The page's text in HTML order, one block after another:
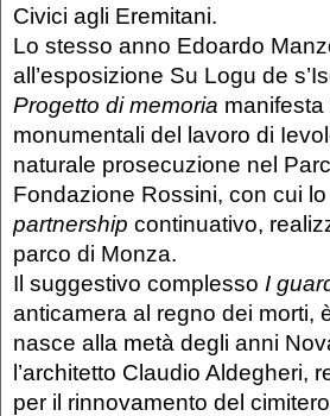
Civici agli Eremitani.
Lo stesso anno Edoardo
all’esposizione Su Logu de
Progetto di memoria
monumentali del lavoro di
naturale prosecuzione nel
Fondazione Rossini, con cui
partnership continuativo,
parco di Monza.
Il suggestivo complesso I
anticamera al regno dei morti,
nasce alla metà degli anni
l’architetto Claudio Aldegheri,
per il rinnovamento del